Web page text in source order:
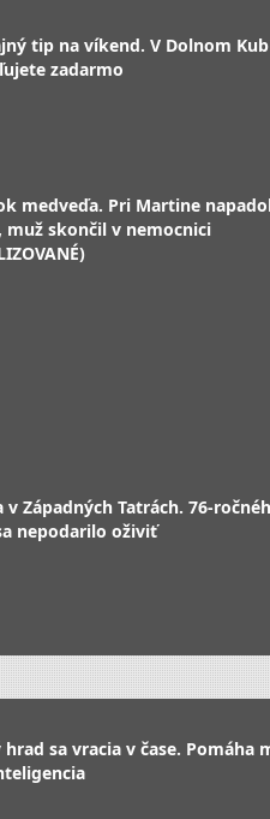
tip na víkend. V Dolnom
zadarmo
medveďa. Pri Martine
muž skončil v nemocnici
v Západných Tatrách. 76-
nepodarilo oživiť
sa vracia v čase. Pomáha